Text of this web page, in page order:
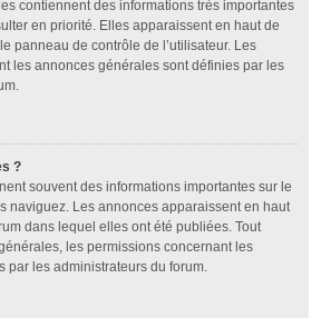
contiennent des informations très importantes
en priorité. Elles apparaissent en haut de
panneau de contrôle de l’utilisateur. Les
les annonces générales sont définies par les
?
souvent des informations importantes sur le
naviguez. Les annonces apparaissent en haut
dans lequel elles ont été publiées. Tout
les permissions concernant les
par les administrateurs du forum.